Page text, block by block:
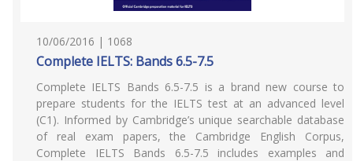
10/06/2016 | 1068
Complete IELTS: Bands 6.5-7.5
Complete IELTS Bands 6.5-7.5 is a brand new course to
prepare students for the IELTS test at an advanced level
(C1). Informed by Cambridge’s unique searchable database
of real exam papers, the Cambridge English Corpus,
Complete IELTS Bands 6.5-7.5 includes examples and